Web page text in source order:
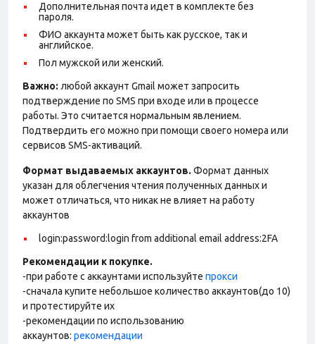
Дополнительная почта идет в комплекте без
пароля.
ФИО аккаунта может быть как русское, так и
английское.
Пол мужской или женский.
Важно: любой аккаунт Gmail может запросить
подтверждение по SMS при входе или в процессе
работы. Это считается нормальным явлением.
Подтвердить его можно при помощи своего номера или
сервисов SMS-активаций.
Формат выдаваемых аккаунтов. Формат данных
указан для облегчения чтения полученных данных и
может отличаться, что никак не влияет на работу
аккаунтов
login:password:login from additional email address:2FA
Рекомендации к покупке.
-при работе с аккаунтами используйте прокси
-сначала купите небольшое количество аккаунтов(до 10)
и протестируйте их
-рекомендации по использованию
аккаунтов: рекомендации